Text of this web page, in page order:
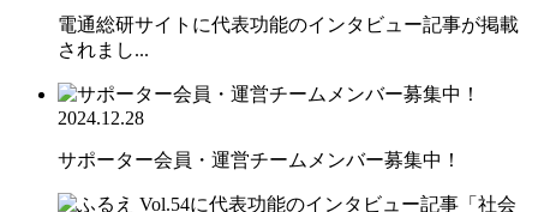
電通総研サイトに代表功能のインタビュー記事が掲載
されまし...
2024.12.28
サポーター会員・運営チームメンバー募集中！